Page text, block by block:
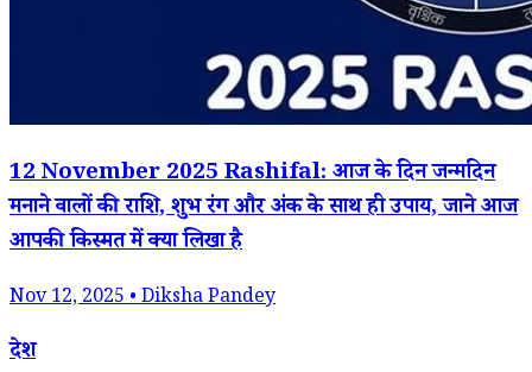
12 November 2025 Rashifal: आज के दिन जन्मदिन
मनाने वालों की राशि, शुभ रंग और अंक के साथ ही उपाय, जाने आज
आपकी किस्मत में क्या लिखा है
Nov 12, 2025 • Diksha Pandey
देश